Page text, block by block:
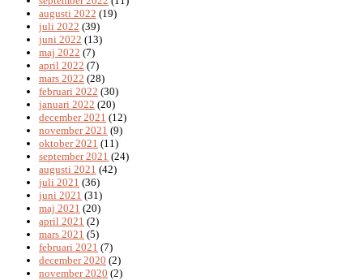
augusti 2022 (19)
juli 2022 (39)
juni 2022 (13)
maj 2022 (7)
april 2022 (7)
mars 2022 (28)
februari 2022 (30)
januari 2022 (20)
december 2021 (12)
november 2021 (9)
oktober 2021 (11)
september 2021 (24)
augusti 2021 (42)
juli 2021 (36)
juni 2021 (31)
maj 2021 (20)
april 2021 (2)
mars 2021 (5)
februari 2021 (7)
december 2020 (2)
november 2020 (2)